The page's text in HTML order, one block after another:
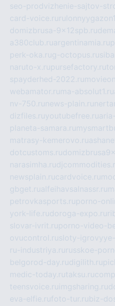
seo-prodvizhenie-sajtov-
card-voice.ru
domizbrusa-9x12spb.ru
a380club.ruargentinamia.ru
perk-oka.rug-octopus.ru
naruto-x.rupursefactory.ru
spayderhed-2022.ru
webamator.ru ma-absolut1.ru
nv-750.ru news-plain.ru
dizfiles.ruyoutubefree.ru
planeta-samara.ru
matrasy-kemerovo.ru
dotcustoms.ru
narasimha.ru
newsplain.rucardvoice.ru
gbget.rualfeihavsalnassr.ru
petrovkasports.ruporno-
york-life.rudoroga-expo.ru
slovar-ivrit.ruporno-video-
ovucontrol.rusloty-
ru-industriya.ru russkoe-
belgorod-day.rudigilith.ru
medic-today.rutaksu.ru
teensvoice.ru imgsharing.ru
eva-elfie.rufoto-tur.rubiz-